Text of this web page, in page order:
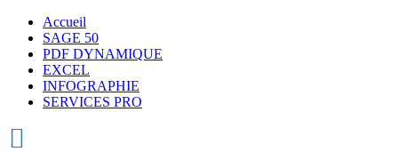
Accueil
SAGE 50
PDF DYNAMIQUE
EXCEL
INFOGRAPHIE
SERVICES PRO
